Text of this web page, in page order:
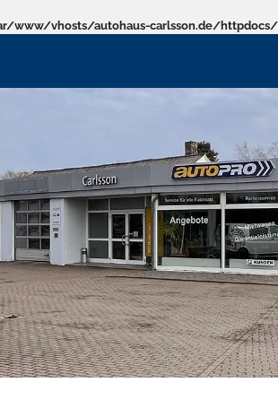
www/vhosts/autohaus-carlsson.de/httpdocs/